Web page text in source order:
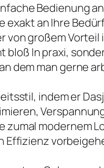
Bedienung
an Ihre
großem Vorteil
In praxi,
dem man gerne
indem er
modernem
Effizienz